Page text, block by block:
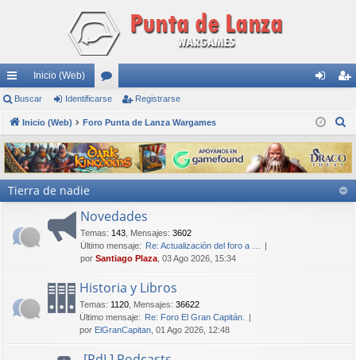
nl
ac
es
rá
pi
Inicio (Web)
or
os nti
fic
ar
ist
ra
rs
e
Buscar Identificarse Registrarse
Inicio (Web) Foro Punta de Lanza Wargames
s
c
Tierra de nadie
Novedades
Temas: 143 Mensajes: 3602
Último mensaje: Re: Actualización del foro a …
por Santiago Plaza , 03 Ago 2026, 15:34
Historia y Libros
Temas: 1120 Mensajes: 36622
Último mensaje: Re: Foro El Gran Capitán.
por ElGranCapitan , 01 Ago 2026, 12:48